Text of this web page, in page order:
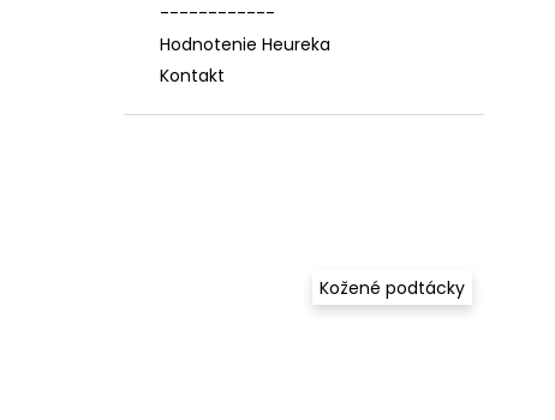
------------
Hodnotenie Heureka
Kontakt
Kožené podtácky